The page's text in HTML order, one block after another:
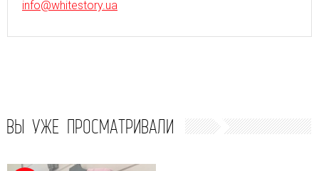
info@whitestory.ua
ВЫ УЖЕ ПРОСМАТРИВАЛИ